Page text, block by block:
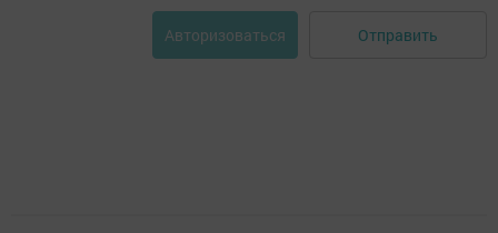
Авторизоваться Отправить